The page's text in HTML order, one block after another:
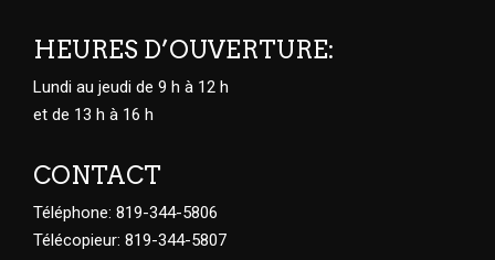
HEURES D’OUVERTURE:
Lundi au jeudi de 9 h à 12 h
et de 13 h à 16 h
CONTACT
Téléphone: 819-344-5806
Télécopieur: 819-344-5807